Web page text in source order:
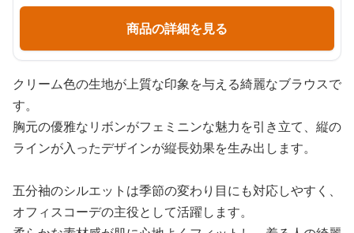
商品の詳細を見る
クリーム色の生地が上質な印象を与える綺麗なブラウスで
す。
胸元の優雅なリボンがフェミニンな魅力を引き立て、縦の
ラインが入ったデザインが縦長効果を生み出します。
五分袖のシルエットは季節の変わり目にも対応しやすく、
オフィスコーデの主役として活躍します。